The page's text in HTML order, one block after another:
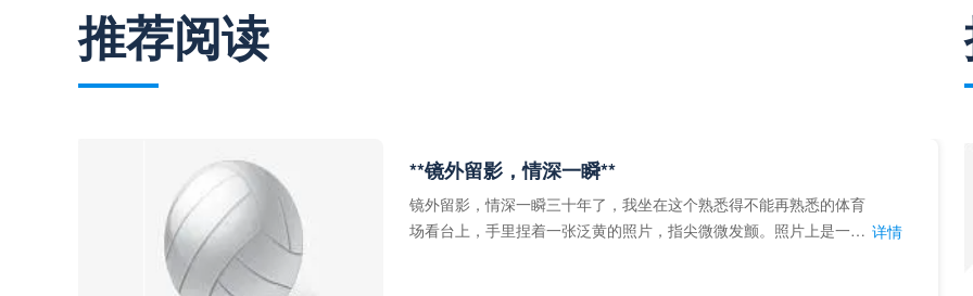
推荐阅读
**镜外留影，情深一瞬**
镜外留影，情深一瞬三十年了，我坐在这个熟悉得不能再熟悉的体育
场看台上，手里捏着一张泛黄的照片，指尖微微发颤。照片上是一个 详情